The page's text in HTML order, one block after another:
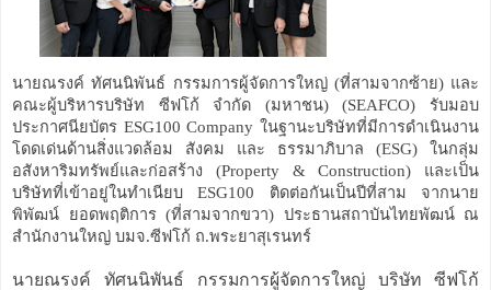
นายณรงค์ ทัศนนิพันธ์ กรรมการผู้จัดการใหญ่ (ที่สามจากซ้าย) และ
คณะผู้บริหารบริษัท ซีฟโก้ จำกัด (มหาชน) (SEAFCO) รับมอบ
ประกาศนียบัตร ESG100 Company ในฐานะบริษัทที่มีการดำเนินงาน
โดดเด่นด้านสิ่งแวดล้อม สังคม และ ธรรมาภิบาล (ESG) ในกลุ่ม
อสังหาริมทรัพย์และก่อสร้าง (Property & Construction) และเป็น
บริษัทที่เข้าอยู่ในทำเนียบ ESG100 ติดต่อกันเป็นปีที่สาม จากนาย
พิพัฒน์ ยอดพฤติการ (ที่สามจากขวา) ประธานสถาบันไทยพัฒน์ ณ
สำนักงานใหญ่ บมจ.ซีฟโก้ ถ.พระยาสุเรนทร์
นายณรงค์ ทัศนนิพันธ์ กรรมการผู้จัดการใหญ่ บริษัท ซีฟโก้